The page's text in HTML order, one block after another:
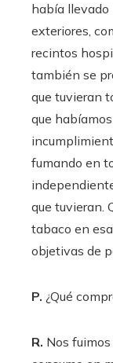
había llevado
exteriores,
recintos
también se
que tuvieran
que
fumando en
que tuvieran.
tabaco en
objetivas de
P. ¿Qué
R. Nos